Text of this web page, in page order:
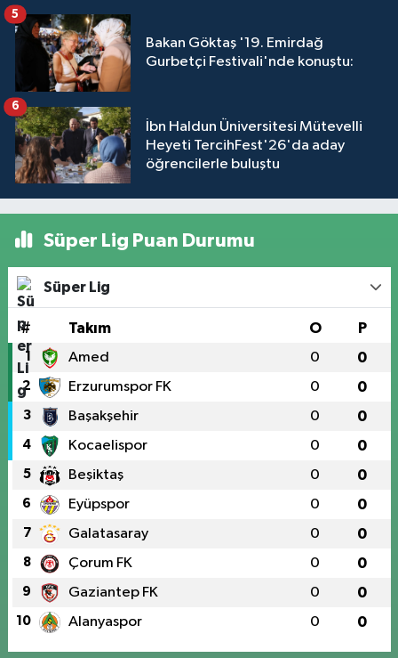
Bakan Göktaş '19. Emirdağ
Gurbetçi Festivali'nde konuştu:
5
İbn Haldun Üniversitesi Mütevelli
Heyeti TercihFest'26'da aday
öğrencilerle buluştu
6
Süper Lig Puan Durumu
Süper Lig
# Takım O P
1 Amed 0 0
2 Erzurumspor FK 0 0
3 Başakşehir 0 0
4 Kocaelispor 0 0
5 Beşiktaş 0 0
6 Eyüpspor 0 0
7 Galatasaray 0 0
8 Çorum FK 0 0
9 Gaziantep FK 0 0
10 Alanyaspor 0 0